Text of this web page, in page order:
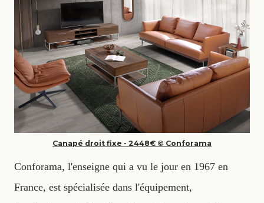
Canapé droit fixe - 2448€ © Conforama
Conforama, l'enseigne qui a vu le jour en 1967 en
France, est spécialisée dans l'équipement,